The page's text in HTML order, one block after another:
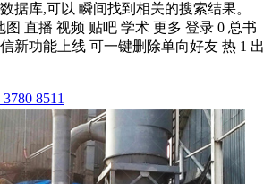
据库,可以 瞬间找到相关的搜索结果。
图 直播 视频 贴吧 学术 更多 登录 0 总书
新功能上线 可一键删除单向好友 热 1 出
8511